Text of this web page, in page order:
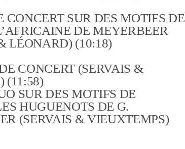
CONCERT SUR DES MOTIFS DE
DE MEYERBEER
LÉONARD) (10:18)
CONCERT (SERVAIS &
(11:58)
SUR DES MOTIFS DE
HUGUENOTS DE G.
(SERVAIS & VIEUXTEMPS)